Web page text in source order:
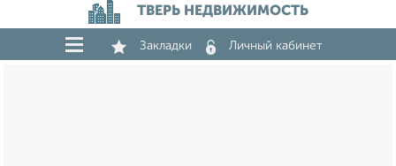
ТВЕРЬ НЕДВИЖИМОСТЬ
Закладки Личный кабинет